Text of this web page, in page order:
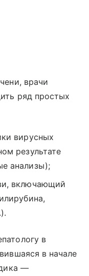
врачи
ряд простых
вирусных
результате
анализы);
включающий
в
в начале
—